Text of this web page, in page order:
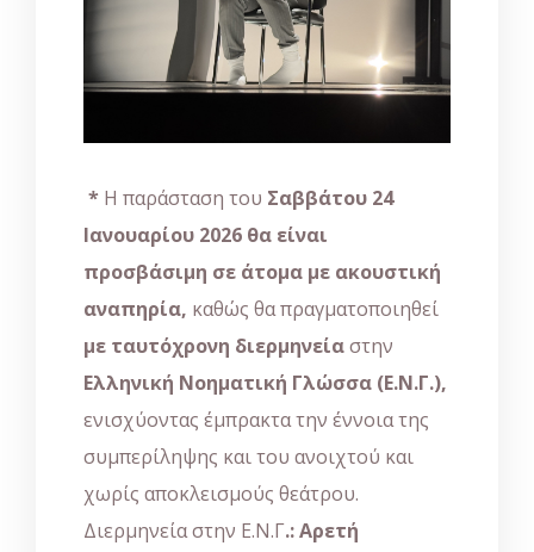
* Η παράσταση του Σαββάτου 24
Ιανουαρίου 2026 θα είναι
προσβάσιμη σε άτομα με ακουστική
αναπηρία, καθώς θα πραγματοποιηθεί
με ταυτόχρονη διερμηνείαστην
Ελληνική Νοηματική Γλώσσα (Ε.Ν.Γ.),
ενισχύοντας έμπρακτα την έννοια της
συμπερίληψης και του ανοιχτού και
χωρίς αποκλεισμούς θεάτρου.
Διερμηνεία στην Ε.Ν.Γ.: Αρετή